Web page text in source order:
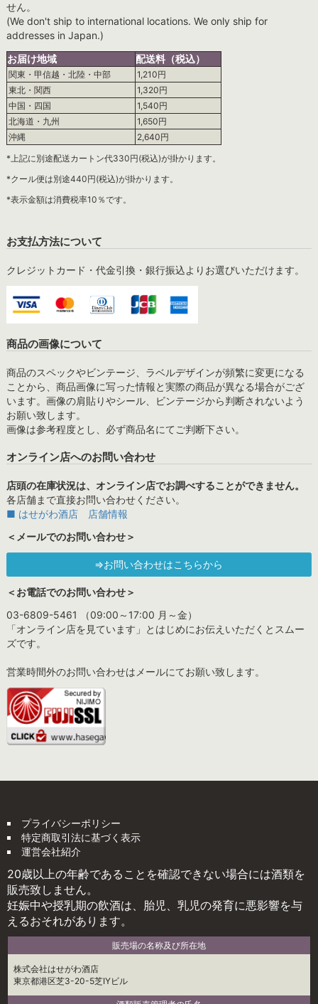
せん。
(We don't ship to international locations. We only ship for
addresses in Japan.)
お届け地域
配送料（税込）
関東・甲信越・北陸・中部
1,210円
東北・関西
1,320円
中国・四国
1,540円
北海道・九州
1,650円
沖縄
2,640円
*上記に別途配送カートン代330円(税込)が掛かります。
*クール便は別途440円(税込)が掛かります。
*表示金額は消費税率10％です。
お支払方法について
クレジットカード・代金引換・銀行振込よりお選びいただけます。
商品の画像について
商品のスペックやビンテージ、ラベルデザインが頻繁に変更になる
ことから、商品画像に写った情報と実際の商品が異なる場合がござ
います。画像の肩貼りやシール、ビンテージから判断されないよう
お願い致します。
画像は参考程度とし、必ず商品名にてご判断下さい。
オンライン店へのお問い合わせ
店頭の在庫状況は、オンライン店でお調べすることができません。
各店舗まで直接お問い合わせください。
■ はせがわ酒店 店舗情報
＜メールでのお問い合わせ＞
⇒お問い合わせはこちらから
＜お電話でのお問い合わせ＞
03-6809-5461 （09:00～17:00 月～金）
「オンライン店を見ています」とはじめにお伝えいただくとスムー
ズです。
営業時間外のお問い合わせはメールにてお願い致します。
プライバシーポリシー
特定商取引法に基づく表示
運営会社紹介
20歳以上の年齢であることを確認できない場合には酒類を
販売致しません。
妊娠中や授乳期の飲酒は、胎児、乳児の発育に悪影響を与
えるおそれがあります。
販売場の名称及び所在地
株式会社はせがわ酒店
東京都港区芝3-20-5芝IYビル